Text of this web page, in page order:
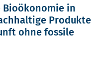
Bioökonomie in
Produkte
ohne fossile